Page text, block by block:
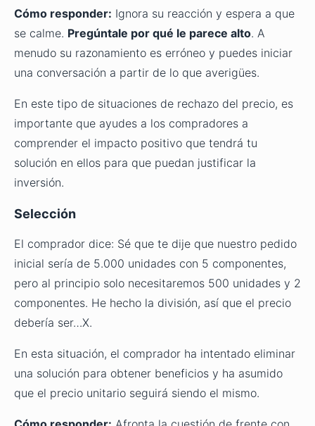
Cómo responder: Ignora su reacción y espera a que
se calme. Pregúntale por qué le parece alto. A
menudo su razonamiento es erróneo y puedes iniciar
una conversación a partir de lo que averigües.
En este tipo de situaciones de rechazo del precio, es
importante que ayudes a los compradores a
comprender el impacto positivo que tendrá tu
solución en ellos para que puedan justificar la
inversión.
Selección
El comprador dice: Sé que te dije que nuestro pedido
inicial sería de 5.000 unidades con 5 componentes,
pero al principio solo necesitaremos 500 unidades y 2
componentes. He hecho la división, así que el precio
debería ser…X.
En esta situación, el comprador ha intentado eliminar
una solución para obtener beneficios y ha asumido
que el precio unitario seguirá siendo el mismo.